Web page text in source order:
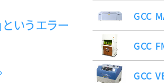
いうエラー
GCC
GCC
GCC